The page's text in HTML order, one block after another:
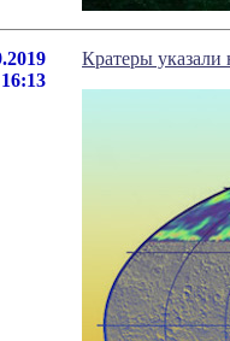
16:13
Кратеры